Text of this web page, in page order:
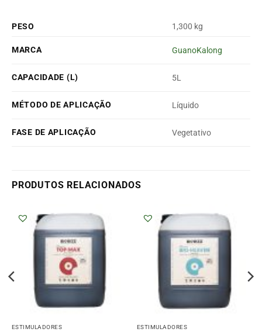
PESO 1,300 kg
MARCA GuanoKalong
CAPACIDADE (L) 5L
MÉTODO DE APLICAÇÃO Líquido
FASE DE APLICAÇÃO Vegetativo
PRODUTOS RELACIONADOS
ESTIMULADORES ESTIMULADORES